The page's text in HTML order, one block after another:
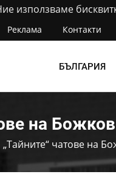
използваме
Реклама Контакти
БЪЛГАРИЯ
на
„Тайните“ чатове на